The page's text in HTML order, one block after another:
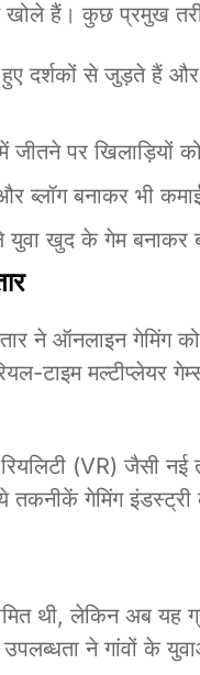
खोले हैं। कुछ प्रमुख
दर्शकों से जुड़ते हैं और
जीतने पर खिलाड़ियों
ब्लॉग बनाकर भी
युवा खुद के गेम बनाकर
ने ऑनलाइन गेमिंग
टाइम मल्टीप्लेयर
(VR) जैसी
तकनीकें गेमिंग
थी, लेकिन अब यह
ने गांवों के